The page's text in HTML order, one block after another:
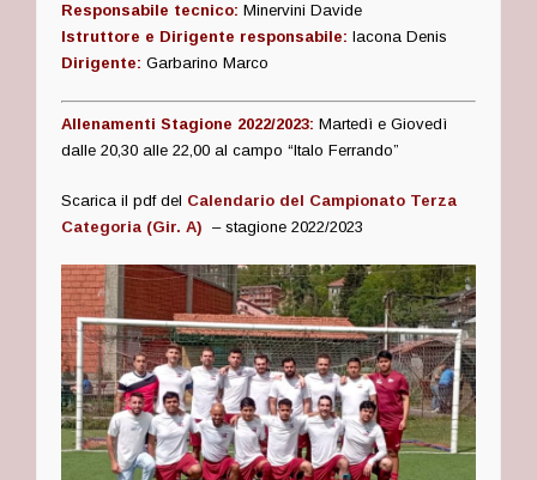
Responsabile tecnico: Minervini Davide
Istruttore e Dirigente responsabile: Iacona Denis
Dirigente: Garbarino Marco
Allenamenti Stagione 2022/2023: Martedì e Giovedì
dalle 20,30 alle 22,00 al campo “Italo Ferrando”
Scarica il pdf del Calendario del Campionato Terza
Categoria (Gir. A) – stagione 2022/2023